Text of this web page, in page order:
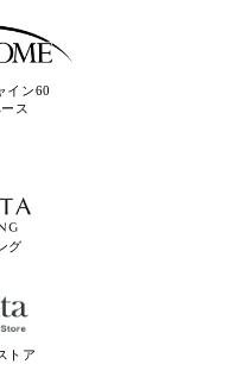
イン60
ス
グ
トア